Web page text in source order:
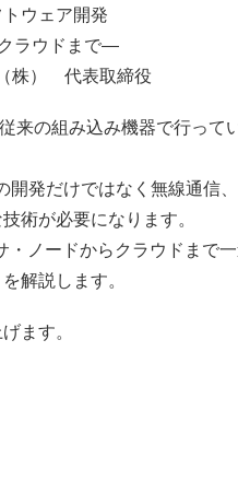
ウェア開発
ラウドまで―
株） 代表取締役
来の組み込み機器で行っ
発だけではなく無線通信、
術が必要になります。
ノードからクラウドまで一
解説します。
ます。